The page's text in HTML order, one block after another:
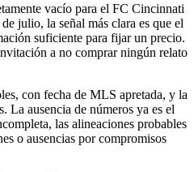
vacío para el FC Cincinnati
julio, la señal más clara es que el
suficiente para fijar un precio.
a no comprar ningún relato
con fecha de MLS apretada, y la
La ausencia de números ya es el
las alineaciones probables
o ausencias por compromisos